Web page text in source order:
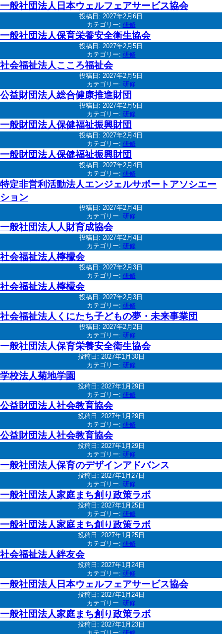
一般社団法人日本ウェルフェアサービス協会
投稿日: 2027年2月6日
カテゴリー: 研修
一般社団法人保育栄養安全衛生協会
投稿日: 2027年2月5日
カテゴリー: 研修
社会福祉法人こころ福祉会
投稿日: 2027年2月5日
カテゴリー: 研修
公益財団法人総合健康推進財団
投稿日: 2027年2月5日
カテゴリー: 研修
一般財団法人保健福祉振興財団
投稿日: 2027年2月4日
カテゴリー: 研修
一般財団法人保健福祉振興財団
投稿日: 2027年2月4日
カテゴリー: 研修
特定非営利活動法人エンジェルサポートアソシエー
ション
投稿日: 2027年2月4日
カテゴリー: 研修
一般社団法人人財育成協会
投稿日: 2027年2月4日
カテゴリー: 研修
社会福祉法人檸檬会
投稿日: 2027年2月3日
カテゴリー: 研修
社会福祉法人檸檬会
投稿日: 2027年2月3日
カテゴリー: 研修
社会福祉法人くにたち子どもの夢・未来事業団
投稿日: 2027年2月2日
カテゴリー: 研修
一般社団法人保育栄養安全衛生協会
投稿日: 2027年1月30日
カテゴリー: 研修
学校法人菊地学園
投稿日: 2027年1月29日
カテゴリー: 研修
公益財団法人社会教育協会
投稿日: 2027年1月29日
カテゴリー: 研修
公益財団法人社会教育協会
投稿日: 2027年1月29日
カテゴリー: 研修
一般社団法人保育のデザインアドバンス
投稿日: 2027年1月27日
カテゴリー: 研修
一般社団法人家庭まち創り政策ラボ
投稿日: 2027年1月25日
カテゴリー: 研修
一般社団法人家庭まち創り政策ラボ
投稿日: 2027年1月25日
カテゴリー: 研修
社会福祉法人絆友会
投稿日: 2027年1月24日
カテゴリー: 研修
一般社団法人日本ウェルフェアサービス協会
投稿日: 2027年1月24日
カテゴリー: 研修
一般社団法人家庭まち創り政策ラボ
投稿日: 2027年1月23日